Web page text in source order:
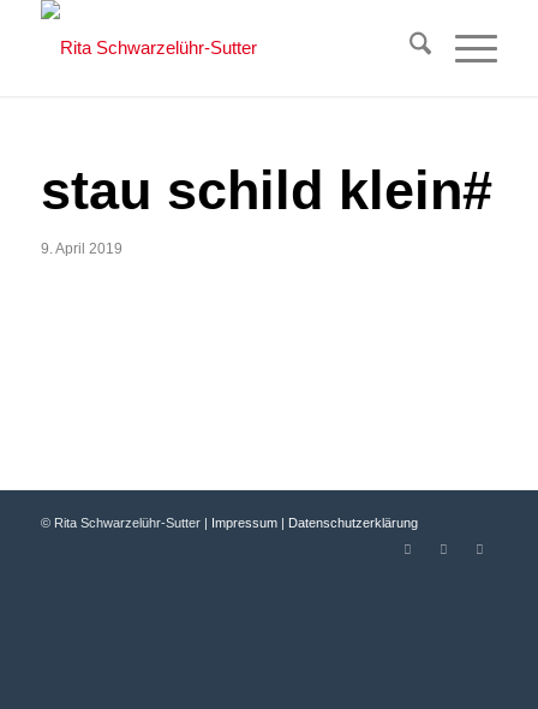
stau schild klein#
9. April 2019
© Rita Schwarzelühr-Sutter | Impressum| Datenschutzerklärung